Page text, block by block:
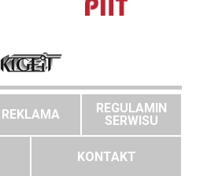
REKLAMA
REGULAMIN
SERWISU
KONTAKT